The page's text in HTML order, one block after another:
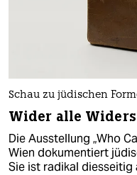
Schau zu jüdischen
Wider alle
Die Ausstellung „Who
Wien dokumentiert
Sie ist radikal diesseitig